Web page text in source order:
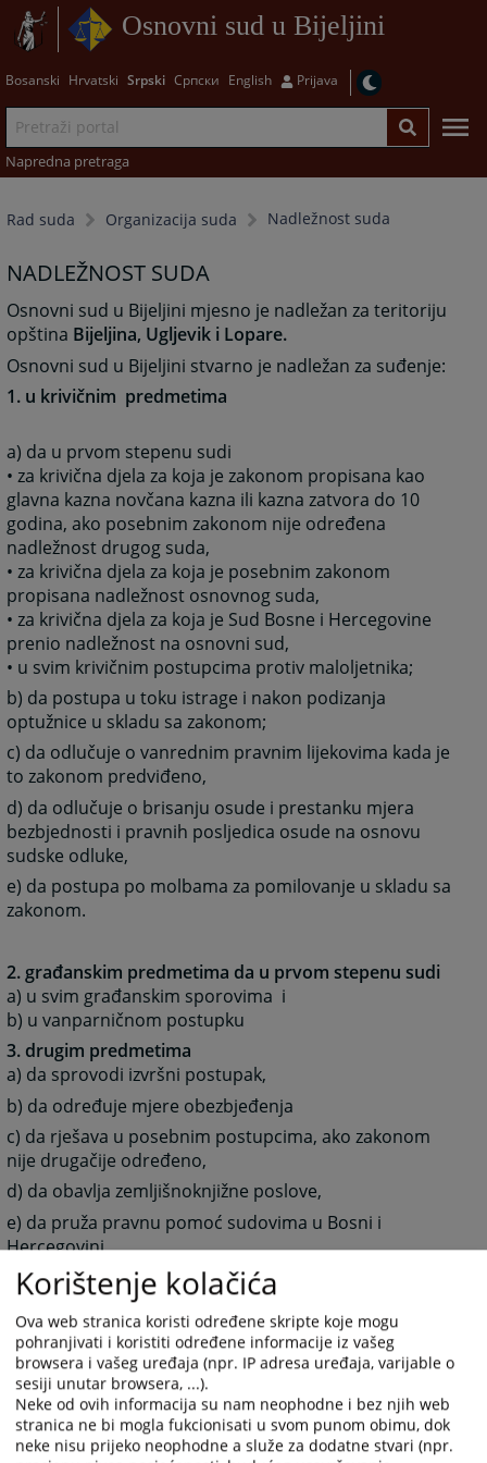
Osnovni sud u Bijeljini
Bosanski Hrvatski Srpski Српски English Prijava
Napredna pretraga
Rad suda Organizacija suda Nadležnost suda
NADLEŽNOST SUDA
Osnovni sud u Bijeljini mjesno je nadležan za teritoriju
opština Bijeljina, Ugljevik i Lopare.
Osnovni sud u Bijeljini stvarno je nadležan za suđenje:
1. u krivičnim predmetima
a) da u prvom stepenu sudi
• za krivična djela za koja je zakonom propisana kao
glavna kazna novčana kazna ili kazna zatvora do 10
godina, ako posebnim zakonom nije određena
nadležnost drugog suda,
• za krivična djela za koja je posebnim zakonom
propisana nadležnost osnovnog suda,
• za krivična djela za koja je Sud Bosne i Hercegovine
prenio nadležnost na osnovni sud,
• u svim krivičnim postupcima protiv maloljetnika;
b) da postupa u toku istrage i nakon podizanja
optužnice u skladu sa zakonom;
c) da odlučuje o vanrednim pravnim lijekovima kada je
to zakonom predviđeno,
d) da odlučuje o brisanju osude i prestanku mjera
bezbjednosti i pravnih posljedica osude na osnovu
sudske odluke,
e) da postupa po molbama za pomilovanje u skladu sa
zakonom.
2. građanskim predmetima da u prvom stepenu sudi
a) u svim građanskim sporovima i
b) u vanparničnom postupku
3. drugim predmetima
a) da sprovodi izvršni postupak,
b) da određuje mjere obezbjeđenja
c) da rješava u posebnim postupcima, ako zakonom
nije drugačije određeno,
d) da obavlja zemljišnoknjižne poslove,
e) da pruža pravnu pomoć sudovima u Bosni i
Hercegovini
f) da vrši poslove međunarodne pravne pomoći, ako
zakonom nije određeno da neke od tih poslova vrši
Okružni sud,
g) da vrši druge poslove određene zakonom.
Nadležnost, unutrašnje uređenje i rad suda regulisani
su Zakonom o sudovima Republike Srpske („Službeni
Korištenje kolačića
Ova web stranica koristi određene skripte koje mogu
pohranjivati i koristiti određene informacije iz vašeg
browsera i vašeg uređaja (npr. IP adresa uređaja, varijable o
sesiji unutar browsera, ...).
Neke od ovih informacija su nam neophodne i bez njih web
stranica ne bi mogla fukcionisati u svom punom obimu, dok
neke nisu prijeko neophodne a služe za dodatne stvari (npr.